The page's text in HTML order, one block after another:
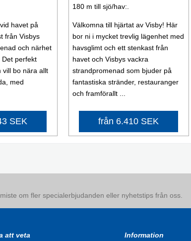
havet på
från Visbys
och närhet
Det perfekt
vill bo nära allt
med
SEK
180 m till sjö/hav:.
Välkomna till hjärtat av Visby! Här
bor ni i mycket trevlig lägenhet med
havsglimt och ett stenkast från
havet och Visbys vackra
strandpromenad som bjuder på
fantastiska stränder, restauranger
och framförallt ...
från 6.410 SEK
om fler specialerbjudanden eller nyhetstips från oss.
att veta Information